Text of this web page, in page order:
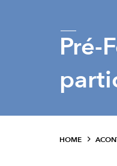
Pré-
HOME